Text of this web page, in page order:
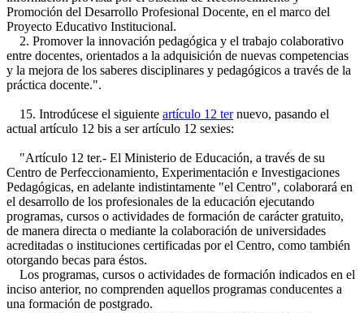
Promoción del Desarrollo Profesional Docente, en el marco del
Proyecto Educativo Institucional.
2. Promover la innovación pedagógica y el trabajo colaborativo
entre docentes, orientados a la adquisición de nuevas competencias
y la mejora de los saberes disciplinares y pedagógicos a través de la
práctica docente.".
15. Introdúcese el siguiente artículo 12 ternuevo, pasando el
actual artículo 12 bis a ser artículo 12 sexies:
"Artículo 12 ter.- El Ministerio de Educación, a través de su
Centro de Perfeccionamiento, Experimentación e Investigaciones
Pedagógicas, en adelante indistintamente "el Centro", colaborará en
el desarrollo de los profesionales de la educación ejecutando
programas, cursos o actividades de formación de carácter gratuito,
de manera directa o mediante la colaboración de universidades
acreditadas o instituciones certificadas por el Centro, como también
otorgando becas para éstos.
Los programas, cursos o actividades de formación indicados en el
inciso anterior, no comprenden aquellos programas conducentes a
una formación de postgrado.